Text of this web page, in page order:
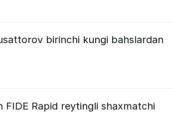
birinchi kungi bahslardan
Rapid reytingli shaxmatchi